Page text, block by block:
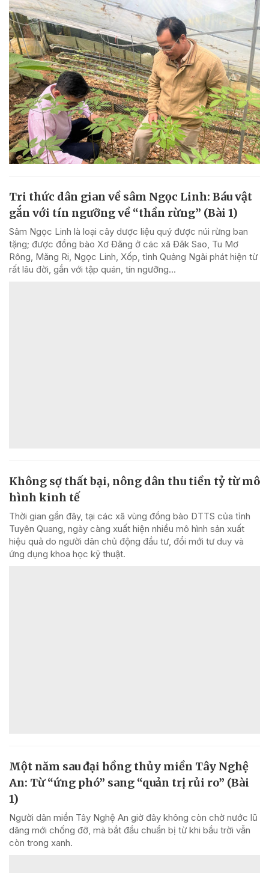
Tri thức dân gian về sâm Ngọc Linh: Báu vật
gắn với tín ngưỡng về “thần rừng” (Bài 1)
Sâm Ngọc Linh là loại cây dược liệu quý được núi rừng ban
tặng; được đồng bào Xơ Đăng ở các xã Đăk Sao, Tu Mơ
Rông, Măng Ri, Ngọc Linh, Xốp, tỉnh Quảng Ngãi phát hiện từ
rất lâu đời, gắn với tập quán, tín ngưỡng...
Không sợ thất bại, nông dân thu tiền tỷ từ mô
hình kinh tế
Thời gian gần đây, tại các xã vùng đồng bào DTTS của tỉnh
Tuyên Quang, ngày càng xuất hiện nhiều mô hình sản xuất
hiệu quả do người dân chủ động đầu tư, đổi mới tư duy và
ứng dụng khoa học kỹ thuật.
Một năm sau đại hồng thủy miền Tây Nghệ
An: Từ “ứng phó” sang “quản trị rủi ro” (Bài
1)
Người dân miền Tây Nghệ An giờ đây không còn chờ nước lũ
dâng mới chống đỡ, mà bắt đầu chuẩn bị từ khi bầu trời vẫn
còn trong xanh.